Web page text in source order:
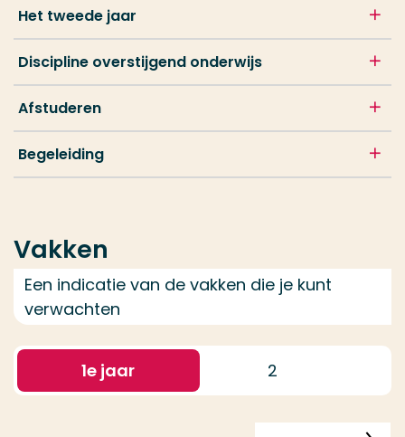
Het tweede jaar
Discipline overstijgend onderwijs
Afstuderen
Begeleiding
Vakken
Een indicatie van de vakken die je kunt
verwachten
1e jaar 2